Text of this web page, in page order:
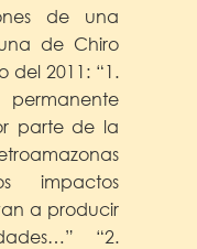
de una
de Chiro
del 2011: “1.
parte de la
impactos
a producir
“2.